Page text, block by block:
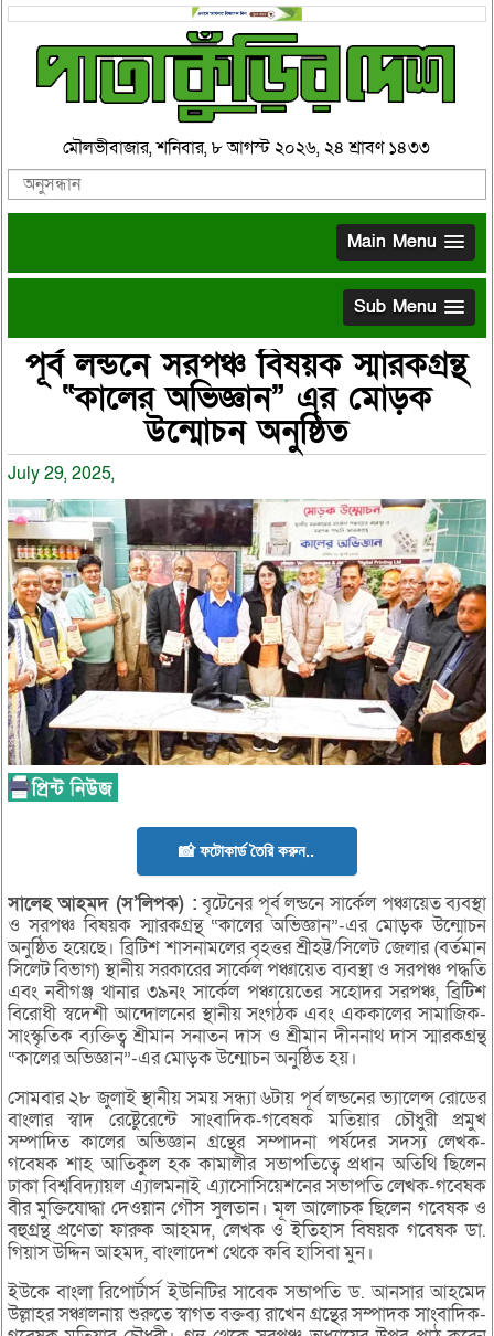
মৌলভীবাজার, শনিবার, ৮ আগস্ট ২০২৬, ২৪ শ্রাবণ ১৪৩৩
Main Menu
Sub Menu
পূর্ব লন্ডনে সরপঞ্চ বিষয়ক স্মারকগ্রন্থ
“কালের অভিজ্ঞান” এর মোড়ক
উন্মোচন অনুষ্ঠিত
July 29, 2025,
📸 ফটোকার্ড তৈরি করুন..
সালেহআহমদ (স’লিপক) :বৃটেনের পূর্ব লন্ডনে সার্কেল পঞ্চায়েত ব্যবস্থা
ও সরপঞ্চ বিষয়ক স্মারকগ্রন্থ “কালের অভিজ্ঞান”-এর মোড়ক উন্মোচন
অনুষ্ঠিত হয়েছে। ব্রিটিশ শাসনামলের বৃহত্তর শ্রীহট্ট/সিলেট জেলার (বর্তমান
সিলেট বিভাগ) স্থানীয় সরকারের সার্কেল পঞ্চায়েত ব্যবস্থা ও সরপঞ্চ পদ্ধতি
এবং নবীগঞ্জ থানার ৩৯নং সার্কেল পঞ্চায়েতের সহোদর সরপঞ্চ, ব্রিটিশ
বিরোধী স্বদেশী আন্দোলনের স্থানীয় সংগঠক এবং এককালের সামাজিক-
সাংস্কৃতিক ব্যক্তিত্ব শ্রীমান সনাতন দাস ও শ্রীমান দীননাথ দাস স্মারকগ্রন্থ
“কালের অভিজ্ঞান”-এর মোড়ক উন্মোচন অনুষ্ঠিত হয়।
সোমবার ২৮ জুলাই স্থানীয় সময় সন্ধ্যা ৬টায় পূর্ব লন্ডনের ভ্যালেন্স রোডের
বাংলার স্বাদ রেষ্টেুরেন্টে সাংবাদিক-গবেষক মতিয়ার চৌধুরী প্রমুখ
সম্পাদিত কালের অভিজ্ঞান গ্রন্থের সম্পাদনা পর্ষদের সদস্য লেখক-
গবেষক শাহ আতিকুল হক কামালীর সভাপতিত্বে প্রধান অতিথি ছিলেন
ঢাকা বিশ্ববিদ্যায়ল এ্যালমনাই এ্যাসোসিয়েশনের সভাপতি লেখক-গবেষক
বীর মুক্তিযোদ্ধা দেওয়ান গৌস সুলতান। মূল আলোচক ছিলেন গবেষক ও
বহুগ্রন্থ প্রণেতা ফারুক আহমদ, লেখক ও ইতিহাস বিষয়ক গবেষক ডা.
গিয়াস উদ্দিন আহমদ, বাংলাদেশ থেকে কবি হাসিবা মুন।
ইউকে বাংলা রিপোর্টার্স ইউনিটির সাবেক সভাপতি ড. আনসার আহমেদ
উল্লাহর সঞ্চালনায় শুরুতে স্বাগত বক্তব্য রাখেন গ্রন্থের সম্পাদক সাংবাদিক-